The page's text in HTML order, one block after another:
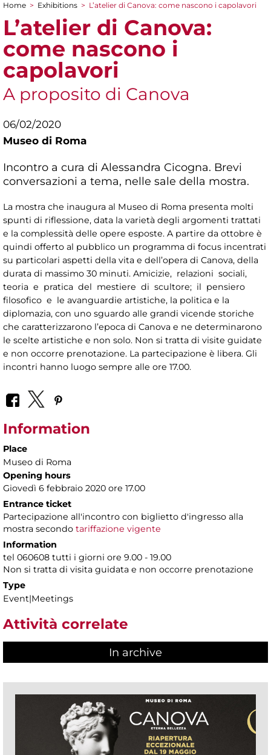
You are here
Home > Exhibitions > L’atelier di Canova: come nascono i capolavori
L’atelier di Canova:
come nascono i
capolavori
A proposito di Canova
06/02/2020
Museo di Roma
Incontro a cura di Alessandra Cicogna. Brevi
conversazioni a tema, nelle sale della mostra.
La mostra che inaugura al Museo di Roma presenta molti
spunti di riflessione, data la varietà degli argomenti trattati
e la complessità delle opere esposte. A partire da ottobre è
quindi offerto al pubblico un programma di focus incentrati
su particolari aspetti della vita e dell’opera di Canova, della
durata di massimo 30 minuti. Amicizie, relazioni sociali,
teoria e pratica del mestiere di scultore; il pensiero
filosofico e le avanguardie artistiche, la politica e la
diplomazia, con uno sguardo alle grandi vicende storiche
che caratterizzarono l’epoca di Canova e ne determinarono
le scelte artistiche e non solo. Non si tratta di visite guidate
e non occorre prenotazione. La partecipazione è libera. Gli
incontri hanno luogo sempre alle ore 17.00.
Information
Place
Museo di Roma
Opening hours
Giovedì 6 febbraio 2020 ore 17.00
Entrance ticket
Partecipazione all'incontro con biglietto d'ingresso alla
mostra secondo tariffazione vigente
Information
tel 060608 tutti i giorni ore 9.00 - 19.00
Non si tratta di visita guidata e non occorre prenotazione
Type
Event|Meetings
Attività correlate
In archive